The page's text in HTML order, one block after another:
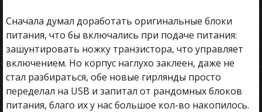
Сначала думал доработать оригинальные блоки
питания, что бы включались при подаче питания:
зашунтировать ножку транзистора, что управляет
включением. Но корпус наглухо заклеен, даже не
стал разбираться, обе новые гирлянды просто
переделал на USB и запитал от рандомных блоков
питания, благо их у нас большое кол-во накопилось.